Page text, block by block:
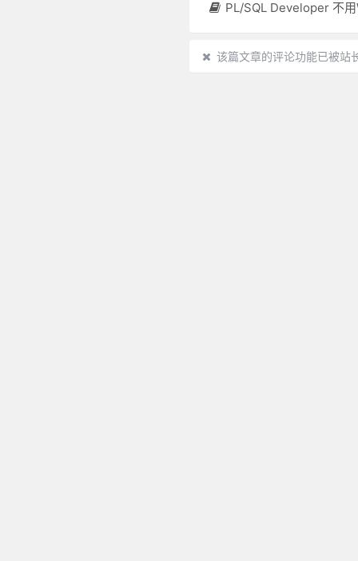
PL/SQL Developer 不用Windows管理员权限连接
该篇文章的评论功能已被站